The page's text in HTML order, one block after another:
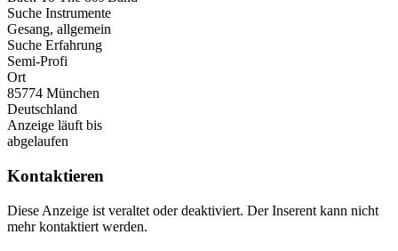
Suche Instrumente
Gesang, allgemein
Suche Erfahrung
Semi-Profi
Ort
85774 München
Deutschland
Anzeige läuft bis
abgelaufen
Kontaktieren
Diese Anzeige ist veraltet oder deaktiviert. Der Inserent kann nicht
mehr kontaktiert werden.